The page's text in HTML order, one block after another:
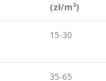
(zł/m²)
15-30
35-65